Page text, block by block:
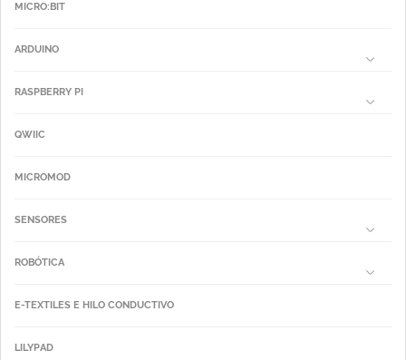
MICRO:BIT
ARDUINO
RASPBERRY PI
QWIIC
MICROMOD
SENSORES
ROBÓTICA
E-TEXTILES E HILO CONDUCTIVO
LILYPAD